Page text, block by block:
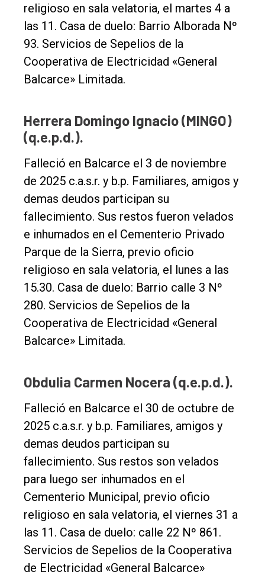
religioso en sala velatoria, el martes 4 a
las 11. Casa de duelo: Barrio Alborada Nº
93. Servicios de Sepelios de la
Cooperativa de Electricidad «General
Balcarce» Limitada.
Herrera Domingo Ignacio (MINGO)
(q.e.p.d.).
Falleció en Balcarce el 3 de noviembre
de 2025 c.a.s.r. y b.p. Familiares, amigos y
demas deudos participan su
fallecimiento. Sus restos fueron velados
e inhumados en el Cementerio Privado
Parque de la Sierra, previo oficio
religioso en sala velatoria, el lunes a las
15.30. Casa de duelo: Barrio calle 3 Nº
280. Servicios de Sepelios de la
Cooperativa de Electricidad «General
Balcarce» Limitada.
Obdulia Carmen Nocera (q.e.p.d.).
Falleció en Balcarce el 30 de octubre de
2025 c.a.s.r. y b.p. Familiares, amigos y
demas deudos participan su
fallecimiento. Sus restos son velados
para luego ser inhumados en el
Cementerio Municipal, previo oficio
religioso en sala velatoria, el viernes 31 a
las 11. Casa de duelo: calle 22 Nº 861.
Servicios de Sepelios de la Cooperativa
de Electricidad «General Balcarce»